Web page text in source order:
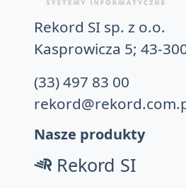
Rekord SI sp. z o.o.
Kasprowicza 5; 43-
(33) 497 83 00
Nasze produkty
Rekord SI